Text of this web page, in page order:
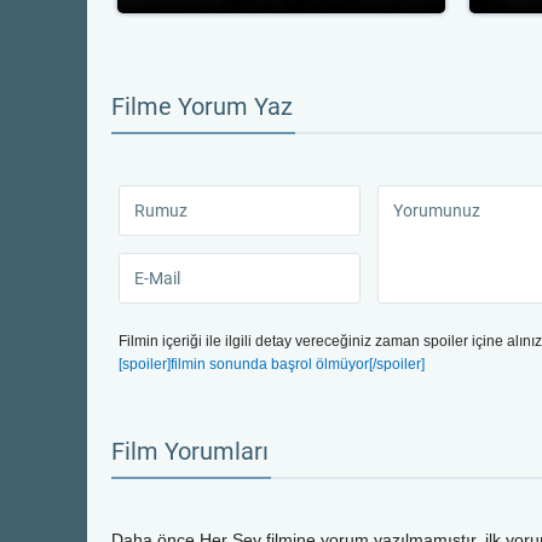
Filme Yorum Yaz
Filmin içeriği ile ilgili detay vereceğiniz zaman spoiler içine
[spoiler]filmin sonunda başrol ölmüyor[/spoiler]
Film Yorumları